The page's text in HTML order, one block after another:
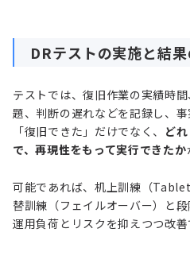
DRテストの実施と結
テストでは、復旧作業の実績時
題、判断の遅れなどを記録し、
「復旧できた」だけでなく、 ど
で、再現性をもって実行できたか
可能であれば、机上訓練（
替訓練（フェイルオーバー）と段
運用負荷とリスクを抑えつつ改善